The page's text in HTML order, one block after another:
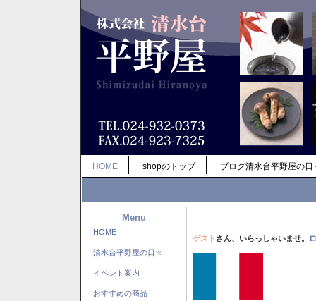
HOME shopのトップ ブログ清水台平野屋の日
Menu
HOME
清水台平野屋の日々
イベント案内
おすすめの商品
ゲスト さん、いらっしゃいませ。